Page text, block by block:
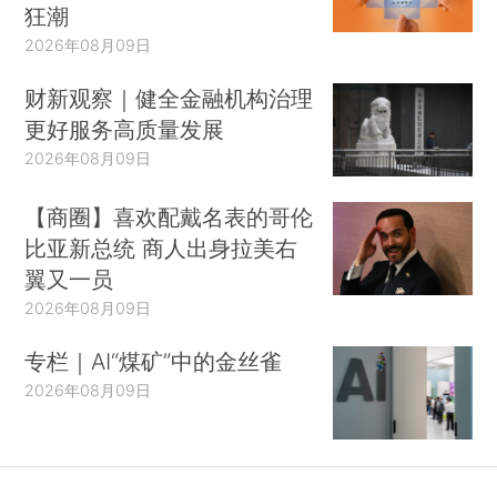
狂潮
2026年08月09日
财新观察｜健全金融机构治理
更好服务高质量发展
2026年08月09日
【商圈】喜欢配戴名表的哥伦
比亚新总统 商人出身拉美右
翼又一员
2026年08月09日
专栏｜AI“煤矿”中的金丝雀
2026年08月09日